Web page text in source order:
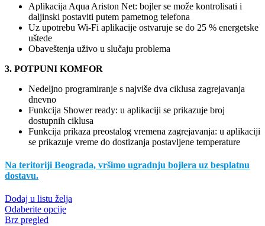
Aplikacija Aqua Ariston Net: bojler se može kontrolisati i
daljinski postaviti putem pametnog telefona
Uz upotrebu Wi-Fi aplikacije ostvaruje se do 25 % energetske
uštede
Obaveštenja uživo u slučaju problema
3. POTPUNI KOMFOR
Nedeljno programiranje s najviše dva ciklusa zagrejavanja
dnevno
Funkcija Shower ready: u aplikaciji se prikazuje broj
dostupnih ciklusa
Funkcija prikaza preostalog vremena zagrejavanja: u aplikaciji
se prikazuje vreme do dostizanja postavljene temperature
Na teritoriji Beograda, vršimo ugradnju bojlera uz besplatnu
dostavu.
Dodaj u listu želja
Odaberite opcijeOvaj
Brz pregled